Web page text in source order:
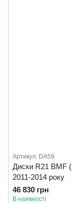
Артикул: DA59
Диски R21 BMF
2011-2014 року
46 830 грн
В наявності